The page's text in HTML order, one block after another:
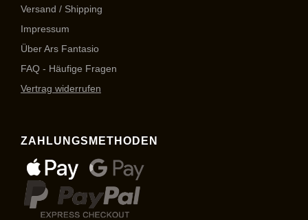
Versand / Shipping
Impressum
Über Ars Fantasio
FAQ - Häufige Fragen
Vertrag widerrufen
ZAHLUNGSMETHODEN